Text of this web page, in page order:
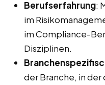
Berufserfahrung:
im
im Compliance-
Disziplinen.
der Branche, in